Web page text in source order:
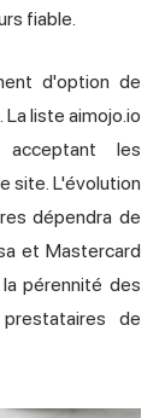
fiable.
d'option de
liste aimojo.io
les
site. L'évolution
dépendra de
et Mastercard
pérennité des
de